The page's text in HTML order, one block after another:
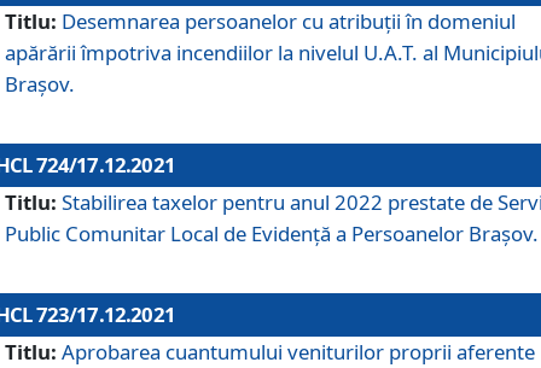
Titlu: Desemnarea persoanelor cu atribuții în domeniul
apărării împotriva incendiilor la nivelul U.A.T. al
Brașov.
724/17.12.2021
Titlu: Stabilirea taxelor pentru anul 2022 prestate de
Public Comunitar Local de Evidență a Persoanelor Braşov.
723/17.12.2021
Titlu: Aprobarea cuantumului veniturilor proprii aferente